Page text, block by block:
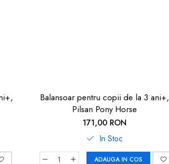
Balansoar pentru copii de la 3 ani+,
Pilsan Pony Horse
171,00 RON
In Stoc
ADAUGA IN COS